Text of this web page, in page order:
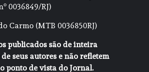
0036849/RJ)
Carmo (MTB 0036850RJ)
publicados são de inteira
seus autores e não refletem
ponto de vista do Jornal.